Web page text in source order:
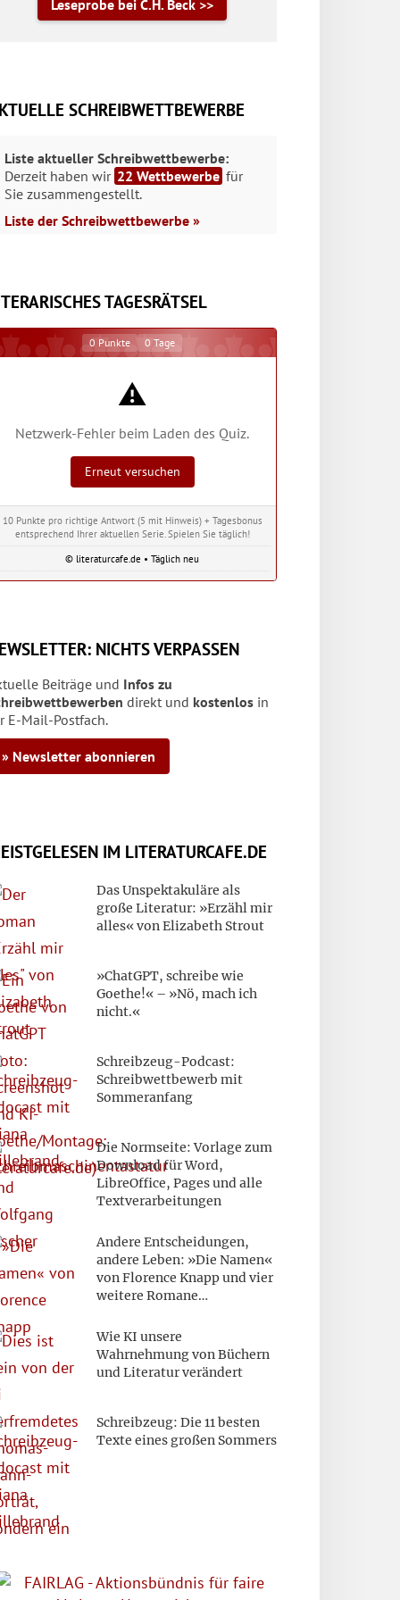
Leseprobe bei C.H. Beck >>
SCHREIBWETTBEWERBE
Liste aktueller Schreibwettbewerbe:
Derzeit haben wir 22 Wettbewerbe für
Sie zusammengestellt.
Liste der Schreibwettbewerbe »
TAGESRÄTSEL
0 Punkte 0 Tage
⚠️
Netzwerk-Fehler beim Laden des Quiz.
Erneut versuchen
10 Punkte pro richtige Antwort (5 mit Hinweis) + Tagesbonus
entsprechend Ihrer aktuellen Serie. Spielen Sie täglich!
© literaturcafe.de • Täglich neu
NICHTS VERPASSEN
Beiträge und Infos zu
direkt und kostenlos in
E-Mail-Postfach.
» Newsletter abonnieren
IM LITERATURCAFE.DE
Das Unspektakuläre als
große Literatur: »Erzähl mir
alles« von Elizabeth Strout
»ChatGPT, schreibe wie
Goethe!« – »Nö, mach ich
nicht.«
Schreibzeug-Podcast:
Schreibwettbewerb mit
Sommeranfang
Die Normseite: Vorlage zum
Download für Word,
LibreOffice, Pages und alle
Textverarbeitungen
Andere Entscheidungen,
andere Leben: »Die Namen«
von Florence Knapp und vier
weitere Romane…
Wie KI unsere
Wahrnehmung von Büchern
und Literatur verändert
Schreibzeug: Die 11 besten
Texte eines großen Sommers